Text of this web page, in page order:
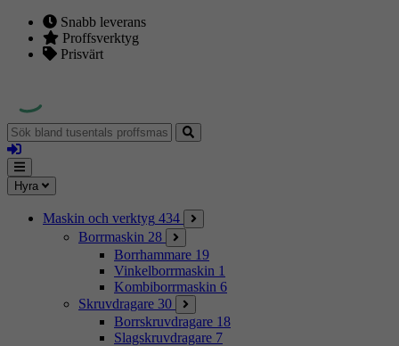
Snabb leverans
Proffsverktyg
Prisvärt
Sök
bland
tusentals
proffsmaskiner
Logga
in
Mina
sidor
Meny
Hyra
Maskin och verktyg 434
Borrmaskin 28
Borrhammare 19
Vinkelborrmaskin 1
Kombiborrmaskin 6
Skruvdragare 30
Borrskruvdragare 18
Slagskruvdragare 7